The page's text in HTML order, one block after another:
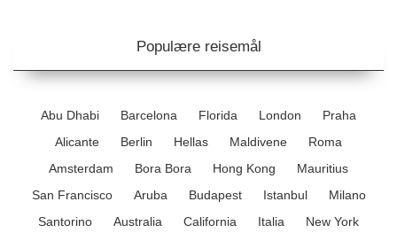
Populære reisemål
Abu Dhabi Barcelona Florida London
Praha
Alicante
Berlin Hellas Maldivene
Roma
Amsterdam
Bora Bora Hong Kong
Mauritius
San Francisco
Aruba Budapest Istanbul
Milano
Santorino
Australia California Italia
New York